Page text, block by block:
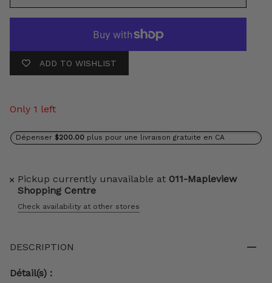
ADD TO WISHLIST
Only 1 left
Dépenser $200.00 plus pour une livraison gratuite en CA
Pickup currently unavailable at 011-Mapleview
Shopping Centre
Check availability at other stores
DESCRIPTION
Détail(s) :